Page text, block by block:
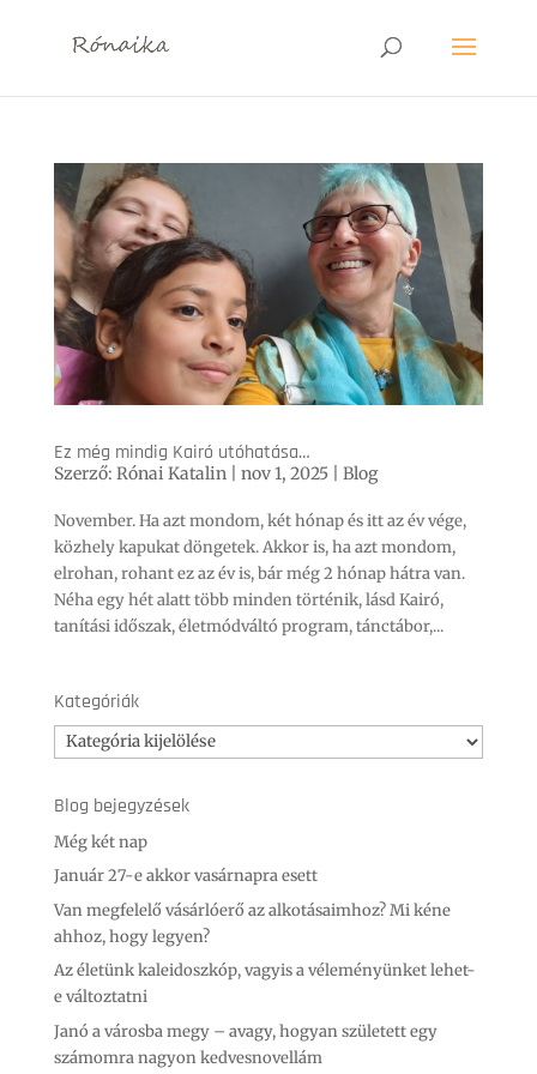
Ez még mindig Kairó utóhatása…
Szerző: Rónai Katalin nov 1, 2025| Blog
November. Ha azt mondom, két hónap és itt az év vége,
közhely kapukat döngetek. Akkor is, ha azt mondom,
elrohan, rohant ez az év is, bár még 2 hónap hátra van.
Néha egy hét alatt több minden történik, lásd Kairó,
tanítási időszak, életmódváltó program, tánctábor,...
Kategóriák
Kategóriák
Blog bejegyzések
Még két nap
Január 27-e akkor vasárnapra esett
Van megfelelő vásárlóerő az alkotásaimhoz? Mi kéne
ahhoz, hogy legyen?
Az életünk kaleidoszkóp, vagyis a véleményünket lehet-
e változtatni
Janó a városba megy – avagy, hogyan született egy
számomra nagyon kedvesnovellám